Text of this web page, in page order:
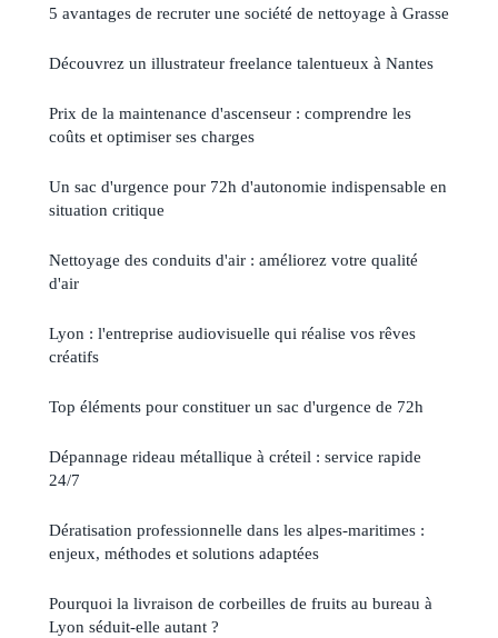
5 avantages de recruter une société de nettoyage à Grasse
Découvrez un illustrateur freelance talentueux à Nantes
Prix de la maintenance d'ascenseur : comprendre les
coûts et optimiser ses charges
Un sac d'urgence pour 72h d'autonomie indispensable en
situation critique
Nettoyage des conduits d'air : améliorez votre qualité
d'air
Lyon : l'entreprise audiovisuelle qui réalise vos rêves
créatifs
Top éléments pour constituer un sac d'urgence de 72h
Dépannage rideau métallique à créteil : service rapide
24/7
Dératisation professionnelle dans les alpes-maritimes :
enjeux, méthodes et solutions adaptées
Pourquoi la livraison de corbeilles de fruits au bureau à
Lyon séduit-elle autant ?